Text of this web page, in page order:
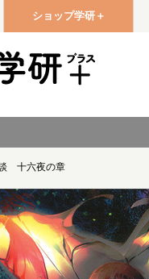
ショップ学研＋
十六夜の章